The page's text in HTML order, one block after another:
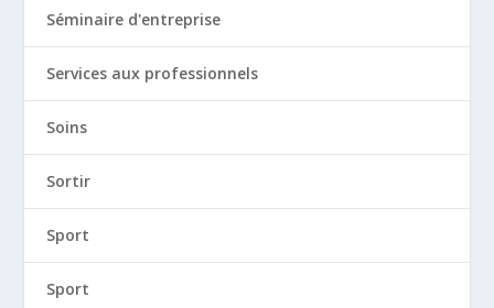
Séminaire d'entreprise
Services aux professionnels
Soins
Sortir
Sport
Sport